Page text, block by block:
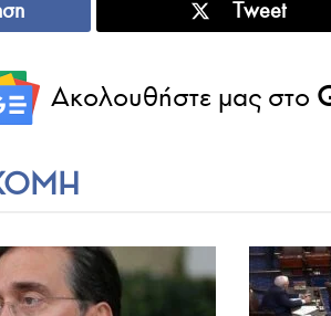
Tweet
Ακολουθήστε μας στο